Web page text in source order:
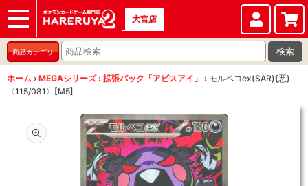
ショップ
店頭買取
店舗
イベント
大宮店
商品カテゴリ 検索
ホーム › MEGAシリーズ › 拡張パック「アビスアイ」 › モルペコex(SAR){悪}
〈115/081〉[M5]